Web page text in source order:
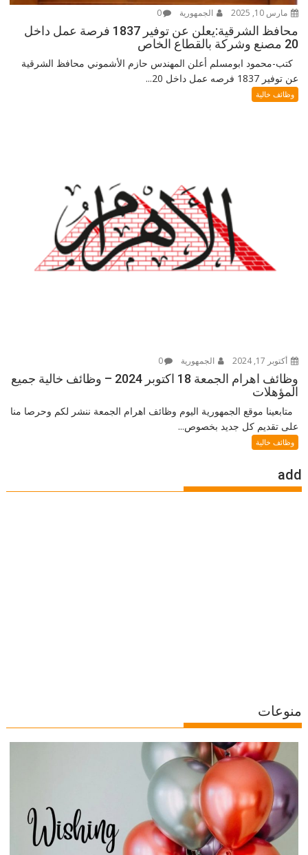
مارس 10, 2025 الجمهورية 0
محافظ الشرقية:يعلن عن توفير 1837 فرصة عمل داخل
20 مصنع وشركة بالقطاع الخاص
كتب-محمود ابومسلم أعلن المهندس حازم الأشموني محافظ الشرقية
عن توفير 1837 فرصه عمل داخل 20...
وظائف خالية
أكتوبر 17, 2024 الجمهورية 0
وظائف اهرام الجمعة 18 اكتوبر 2024 – وظائف خالية جميع
المؤهلات
متابعينا موقع الجمهورية اليوم وظائف اهرام الجمعة ننشر لكم وحرصا منا
على تقديم كل جديد بخصوص...
وظائف خالية
add
منوعات